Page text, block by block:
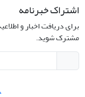
اشتراک خبرنامه
برای دریافت اخبار و
مشترک شوید.